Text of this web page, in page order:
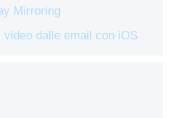
Mirroring
dalle email con iOS